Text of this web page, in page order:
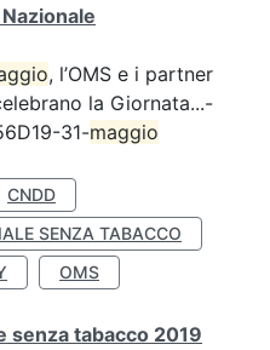
, l’OMS e i partner
la Giornata...-
31-maggio
CNDD
SENZA TABACCO
OMS
senza tabacco 2019